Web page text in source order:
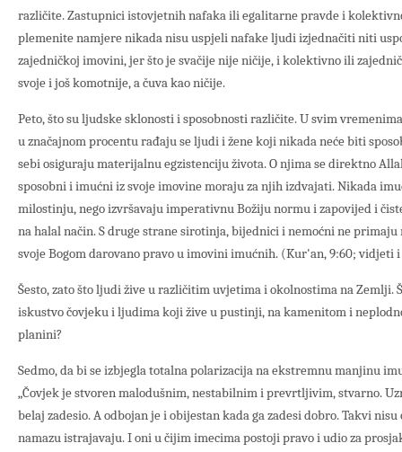
različite. Zastupnici istovjetnih nafaka ili egalitarne pravde i
plemenite namjere nikada nisu uspjeli nafake ljudi izjednačiti niti
zajedničkoj imovini, jer što je svačije nije ničije, i kolektivno ili
svoje i još komotnije, a čuva kao ničije.
Peto, što su ljudske sklonosti i sposobnosti različite. U svim
u značajnom procentu rađaju se ljudi i žene koji nikada neće biti
sebi osiguraju materijalnu egzistenciju života. O njima se direktno
sposobni i imućni iz svoje imovine moraju za njih izdvajati. Nikada
milostinju, nego izvršavaju imperativnu Božiju normu i zapovijed i
na halal način. S druge strane sirotinja, bijednici i nemoćni ne
svoje Bogom darovano pravo u imovini imućnih. (Kur'an, 9:60; vidjeti i
Šesto, zato što ljudi žive u različitim uvjetima i okolnostima na Zemlji.
iskustvo čovjeku i ljudima koji žive u pustinji, na kamenitom i
planini?
Sedmo, da bi se izbjegla totalna polarizacija na ekstremnu manjinu
„Čovjek je stvoren malodušnim, nestabilnim i prevrtljivim, stvarno.
belaj zadesio. A odbojan je i obijestan kada ga zadesi dobro. Takvi
namazu istrajavaju. I oni u čijim imecima postoji pravo i udio za